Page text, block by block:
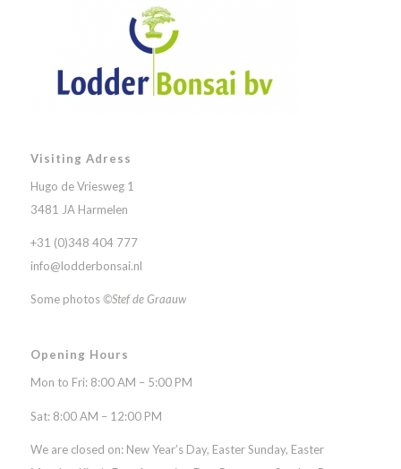
Visiting Adress
Hugo de Vriesweg 1
3481 JA Harmelen
+31 (0)348 404 777
info@lodderbonsai.nl
Some photos©Stef de Graauw
Opening Hours
Mon to Fri: 8:00 AM – 5:00 PM
Sat: 8:00 AM – 12:00 PM
We are closed on: New Year’s Day, Easter Sunday, Easter